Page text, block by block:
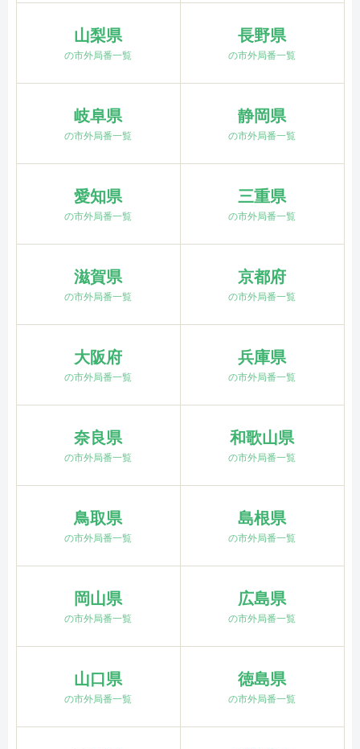
山梨県
の市外局番一覧
長野県
の市外局番一覧
岐阜県
の市外局番一覧
静岡県
の市外局番一覧
愛知県
の市外局番一覧
三重県
の市外局番一覧
滋賀県
の市外局番一覧
京都府
の市外局番一覧
大阪府
の市外局番一覧
兵庫県
の市外局番一覧
奈良県
の市外局番一覧
和歌山県
の市外局番一覧
鳥取県
の市外局番一覧
島根県
の市外局番一覧
岡山県
の市外局番一覧
広島県
の市外局番一覧
山口県
の市外局番一覧
徳島県
の市外局番一覧